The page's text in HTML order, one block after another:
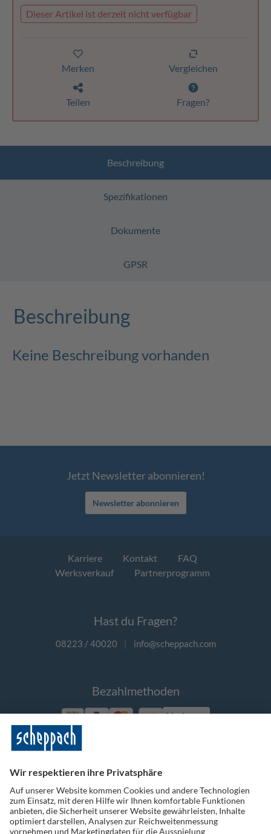
Dieser Artikel ist derzeit nicht verfügbar
Merken Vergleichen
Teilen Fragen?
Beschreibung
Spezifikationen
Dokumente
GPSR
Beschreibung
Keine Beschreibung vorhanden
Jetzt Newsletter abonnieren!
Newsletter abonnieren
Karriere Kontakt
FAQ
Werksverkauf
Partnerprogramm
Hast du Fragen?
08223 / 40020 | info@scheppach.com
Bezahlmethoden
Vorkasse
Folge uns auf Social Media